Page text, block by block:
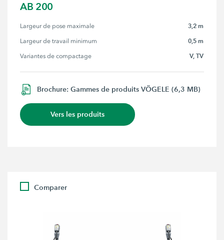
AB 200
Largeur de pose maximale 3,2 m
Largeur de travail minimum 0,5 m
Variantes de compactage V, TV
Brochure: Gammes de produits VÖGELE (6,3 MB)
Vers les produits
Comparer